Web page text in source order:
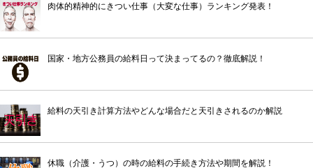
肉体的精神的にきつい仕事（大変な仕事）ランキング発表！
国家・地方公務員の給料日って決まってるの？徹底解説！
給料の天引き計算方法やどんな場合だと天引きされるのか解説
休職（介護・うつ）の時の給料の手続き方法や期間を解説！